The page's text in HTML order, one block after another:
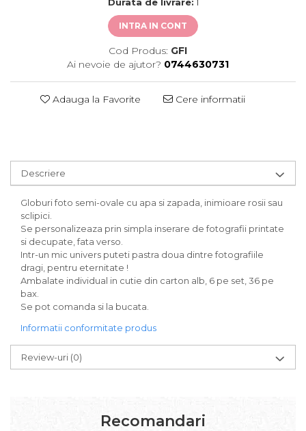
INTRA IN CONT
Cod Produs: GFI
Ai nevoie de ajutor? 0744630731
Adauga la Favorite Cere informatii
Descriere
Globuri foto semi-ovale cu apa si zapada, inimioare rosii sau
sclipici.
Se personalizeaza prin simpla inserare de fotografii printate
si decupate, fata verso.
Intr-un mic univers puteti pastra doua dintre fotografiile
dragi, pentru eternitate !
Ambalate individual in cutie din carton alb, 6 pe set, 36 pe
bax.
Se pot comanda si la bucata.
Informatii conformitate produs
Review-uri (0)
Recomandari